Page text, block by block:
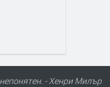
- Хенри Милър